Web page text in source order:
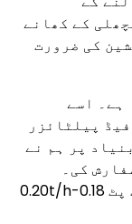
کے کھانے
کی ضرورت
ہے۔ اسے
مچھلی فیڈ پیلٹائزر
پر ہم نے
کی۔
تیرتی ہوئی مچھلی فیڈ مشین کی آؤٹ پٹ 0.18-0.20t/h